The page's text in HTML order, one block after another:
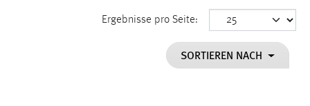
Ergebnisse pro Seite:
SORTIEREN NACH
cookie_consent
Dieser Cookie speichert die ausgewählten Einverständnis-